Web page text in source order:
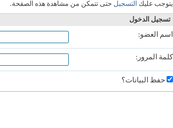
يتوجب عليك التسجيل حتى تتمكن من مشاهدة هذه الصفحة.
تسجيل الدخول
اسم العضو:
كلمة المرور:
حفظ البيانات؟